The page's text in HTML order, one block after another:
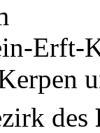
Erft-
des